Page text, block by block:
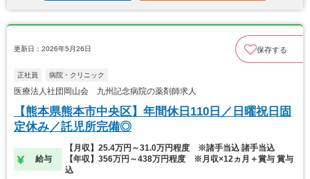
更新日：2026年5月26日 保存する
正社員 病院・クリニック
医療法人社団岡山会 九州記念病院の薬剤師求人
【熊本県熊本市中央区】年間休日110日／日曜祝日固
定休み／託児所完備◎
給与
【月収】25.4万円～31.0万円程度 ※諸手当込 諸手当込
【年収】356万円～438万円程度 ※月収×12ヵ月＋賞与 賞与
込